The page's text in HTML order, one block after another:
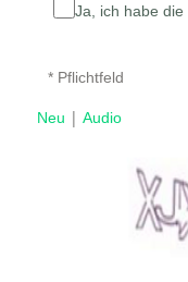
Ja, ich habe die
* Pflichtfeld
Neu | Audio